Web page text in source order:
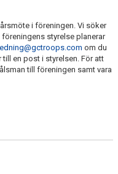
i föreningen. Vi söker
föreningens styrelse planerar
om du
en post i styrelsen. För att
till föreningen samt vara